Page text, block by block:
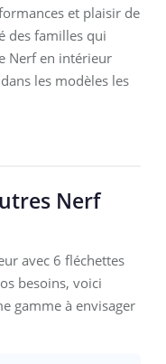
et plaisir de
des familles qui
Nerf en intérieur
les modèles les
Nerf
avec 6 fléchettes
besoins, voici
gamme à envisager